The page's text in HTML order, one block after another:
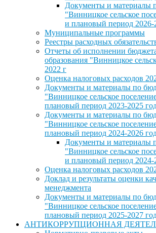
Документы и
"Винницкое сельское
и плановый период 2026-
Муниципальные программы
Реестры расходных
Отчеты об исполнении
образования "Винницкое
2022 г
Оценка налоговых расходов
Документы и материалы по
"Винницкое сельское
плановый период 2023-2025
Документы и материалы по
"Винницкое сельское
плановый период 2024-2026
Документы и
"Винницкое сельское
и плановый период 2024-
Оценка налоговых расходов
Доклад и результаты оценки
менеджмента
Документы и материалы по
"Винницкое сельское
плановый период 2025-2027
АНТИКОРРУПЦИОННАЯ